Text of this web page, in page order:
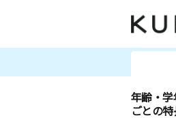
年齢・学
ごとの